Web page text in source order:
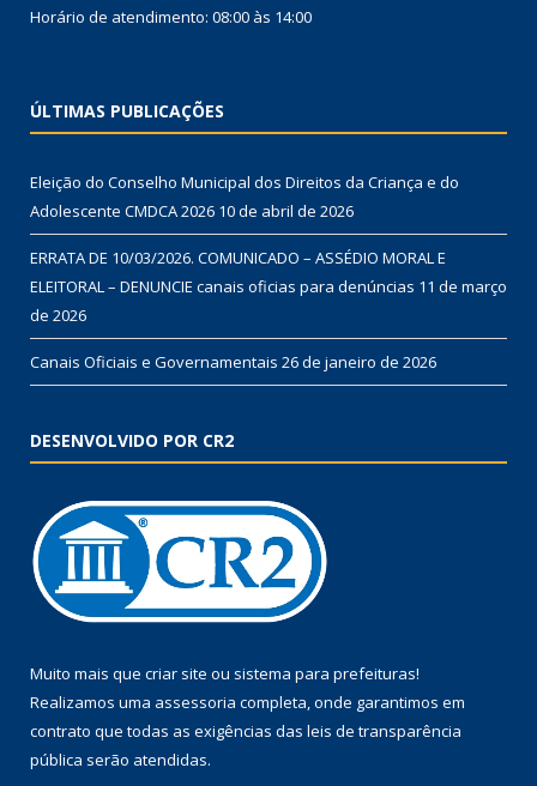
Horário de atendimento: 08:00 às 14:00
ÚLTIMAS PUBLICAÇÕES
Eleição do Conselho Municipal dos Direitos da Criança e do
Adolescente CMDCA 2026 10 de abril de 2026
ERRATA DE 10/03/2026. COMUNICADO – ASSÉDIO MORAL E
ELEITORAL – DENUNCIE canais oficias para denúncias 11 de março
de 2026
Canais Oficiais e Governamentais 26 de janeiro de 2026
DESENVOLVIDO POR CR2
Muito mais que criar site ou sistema para prefeituras!
Realizamos uma assessoria completa, onde garantimos em
contrato que todas as exigências das leis de transparência
pública serão atendidas.